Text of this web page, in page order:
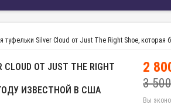
туфельки Silver Cloud от Just The Right Shoe,
ОТ JUST THE RIGHT
ИЗВЕСТНОЙ В США
2
3
Вы